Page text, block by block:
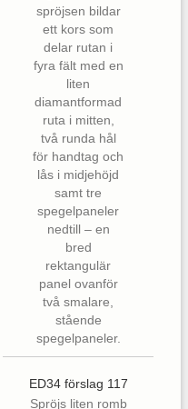
ED34 förslag 117
Spröjs liten romb